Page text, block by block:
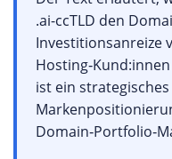
.ai-ccTLD den
Investitionsanreize
ist ein